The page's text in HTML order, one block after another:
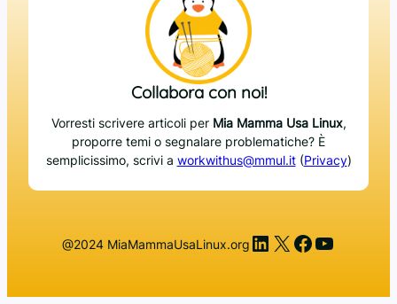
Collabora con noi!
Vorresti scrivere articoli per Mia Mamma Usa Linux,
proporre temi o segnalare problematiche? È
semplicissimo, scrivi a workwithus@mmul.it(Privacy)
@2024 MiaMammaUsaLinux.org LinkedIn
X Facebook